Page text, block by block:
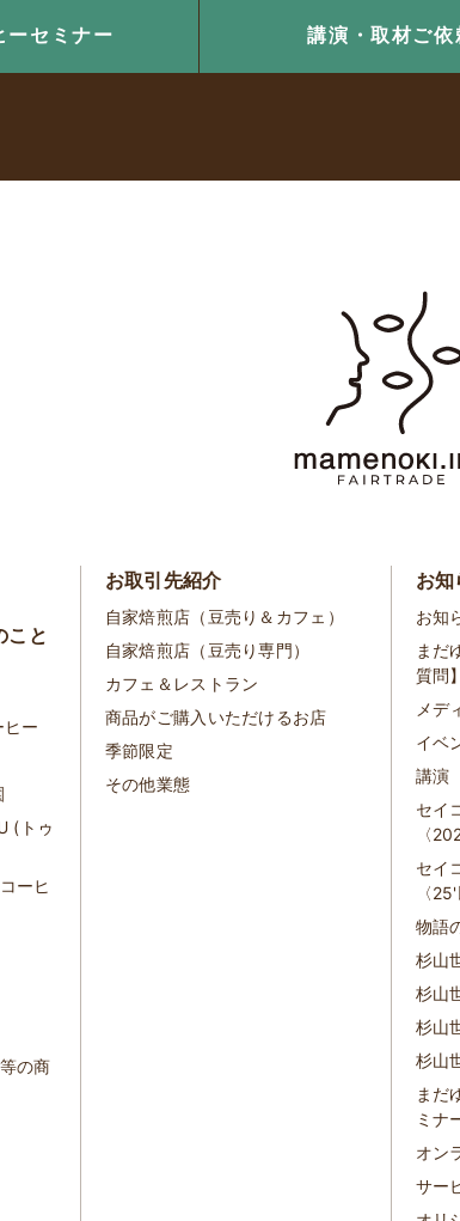
ーセミナー 講演・取材ご依
こと
ヒー
(トゥ
ーヒ
の商
お取引先紹介
自家焙煎店（豆売り＆カフェ）
自家焙煎店（豆売り専門）
カフェ＆レストラン
商品がご購入いただけるお店
季節限定
その他業態
お知
お知
まだ
質問】
メデ
イベ
講演
セイ
〈
セイ
〈
物語
杉山
杉山
杉山
杉山
まだ
ミナ
オン
サー